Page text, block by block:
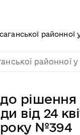
районної
рішення
від 24
року №394
районної у